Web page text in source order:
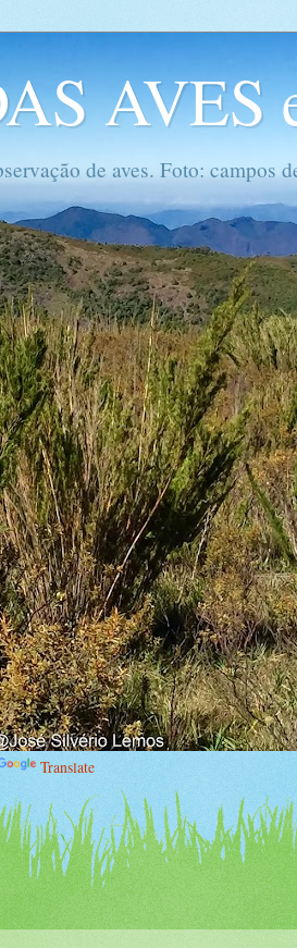
AVES
de aves. Foto: campos
Translate